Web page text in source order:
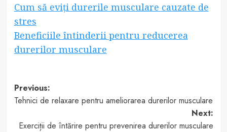
Cum să eviți durerile musculare cauzate de
stres
Beneficiile întinderii pentru reducerea
durerilor musculare
Post
navigation
Previous:
Tehnici de relaxare pentru ameliorarea durerilor musculare
Next:
Exerciții de întărire pentru prevenirea durerilor musculare